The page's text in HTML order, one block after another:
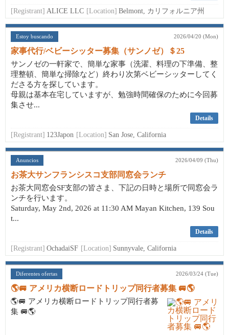
[Registrant] ALICE LLC [Location] Belmont, カリフォルニア州
Estoy buscando 2026/04/20 (Mon)
家事代行/ベビーシッター募集（サンノゼ）＄25
サンノゼの一軒家で、簡単な家事（洗濯、料理の下準備、整
理整頓、簡単な掃除など）終わり次第ベビーシッターしてく
ださる方を探しています。
母親は基本在宅していますが、勉強時間確保のために今回募
集させ...
Details
[Registrant] 123Japon [Location] San Jose, California
Anuncios 2026/04/09 (Thu)
お茶大サンフランシスコ支部同窓会ランチ
お茶大同窓会SF支部の皆さま、下記の日時と場所で同窓会ラ
ンチを行います。
Saturday, May 2nd, 2026 at 11:30 AM Mayan Kitchen, 139 Sou
t...
Details
[Registrant] OchadaiSF [Location] Sunnyvale, California
Diferentes ofertas 2026/03/24 (Tue)
🌎🚐 アメリカ横断ロードトリップ同行者募集 🚐🌎
🌎🚐 アメリカ横断ロードトリップ同行者募
集 🚐🌎